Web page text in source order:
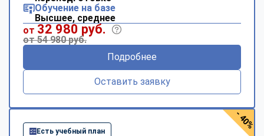
Обучение на базе
Высшее, среднее
от 32 980 руб.
от 54 980 руб.
Подробнее
Оставить заявку
Есть учебный план
- 40%